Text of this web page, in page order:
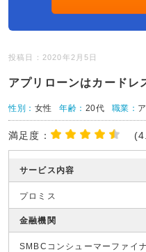
投稿日：2020年2月5日
アプリローンはカードレ
性別： 女性 年齢： 20代 職業：
満足度：
サービス内容
プロミス
金融機関
SMBCコンシューマーファイ